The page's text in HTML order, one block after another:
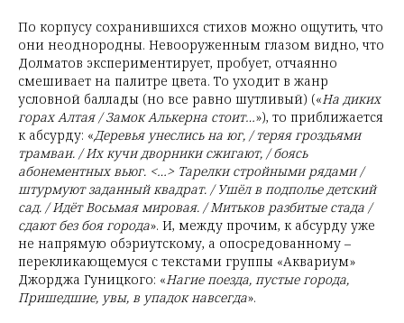
По корпусу сохранившихся стихов можно ощутить, что
они неоднородны. Невооруженным глазом видно, что
Долматов экспериментирует, пробует, отчаянно
смешивает на палитре цвета. То уходит в жанр
условной баллады (но все равно шутливый) («На диких
горах Алтая / Замок Алькерна стоит…»), то приближается
к абсурду: «Деревья унеслись на юг, / теряя гроздьями
трамваи. / Их кучи дворники сжигают, / боясь
абонементных вьюг. <…> Тарелки стройными рядами /
штурмуют заданный квадрат. / Ушёл в подполье детский
сад. / Идёт Восьмая мировая. / Митьков разбитые стада /
сдают без боя города». И, между прочим, к абсурду уже
не напрямую обэриутскому, а опосредованному –
перекликающемуся с текстами группы «Аквариум»
Джорджа Гуницкого: «Нагие поезда, пустые города,
Пришедшие, увы, в упадок навсегда».